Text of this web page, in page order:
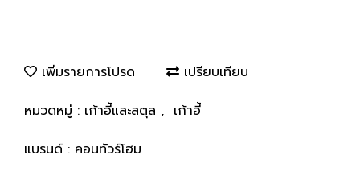
เพิ่มรายการโปรด
เปรียบเทียบ
หมวดหมู่ : เก้าอี้และสตุล , เก้าอี้
แบรนด์ : คอนทัวร์โฮม